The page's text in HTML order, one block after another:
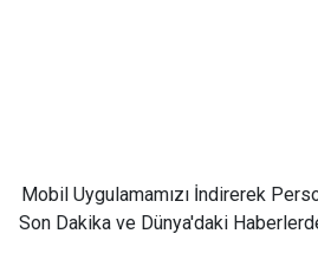
Mobil Uygulamamızı İndirerek
Son Dakika ve Dünya'daki